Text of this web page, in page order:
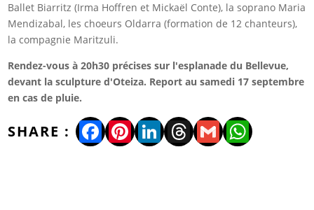
Ballet Biarritz (Irma Hoffren et Mickaël Conte), la soprano Maria
Mendizabal, les choeurs Oldarra (formation de 12 chanteurs),
la compagnie Maritzuli.
Rendez-vous à 20h30 précises sur l'esplanade du Bellevue,
devant la sculpture d'Oteiza. Report au samedi 17 septembre
en cas de pluie.
Facebook
Pinterest
LinkedIn
Threads
Gmail